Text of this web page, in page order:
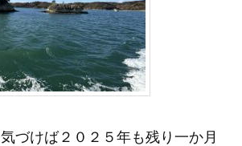
づけば２０２５年も残り一か月